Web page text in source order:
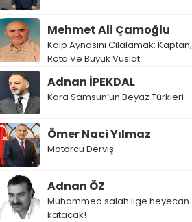
Mehmet Ali Çamoğlu
Kalp Aynasını Cilalamak: Kaptan,
Rota Ve Büyük Vuslat
Adnan İPEKDAL
Kara Samsun’un Beyaz Türkleri
Ömer Naci Yılmaz
Motorcu Derviş
Adnan ÖZ
Muhammed salah lige heyecan
katacak!